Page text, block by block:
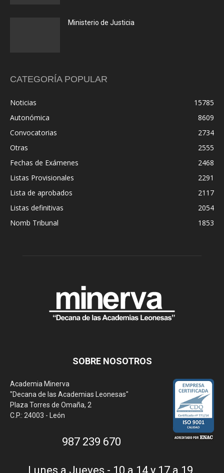
Ministerio de Justicia
CATEGORÍA POPULAR
Noticias
15785
Autonómica
8609
Convocatorias
2734
Otras
2555
Fechas de Exámenes
2468
Listas Provisionales
2291
Lista de aprobados
2117
Listas definitivas
2054
Nomb Tribunal
1853
SOBRE NOSOTROS
Academia Minerva
"Decana de las Academias Leonesas"
Plaza Torres de Omaña, 2
C.P.: 24003 - León
987 239 670
Lunes a Jueves - 10 a 14 y 17 a 19.